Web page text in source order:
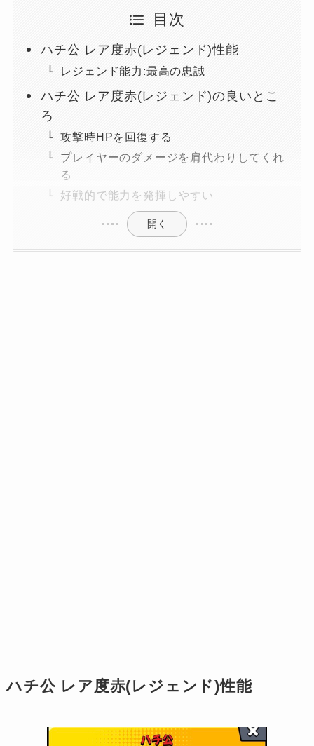
目次
ハチ公 レア度赤(レジェンド)性能
レジェンド能力:最高の忠誠
ハチ公 レア度赤(レジェンド)の良いとこ
ろ
攻撃時HPを回復する
プレイヤーのダメージを肩代わりしてくれ
る
好戦的で能力を発揮しやすい
開く
ハチ公 レア度赤(レジェンド)性能